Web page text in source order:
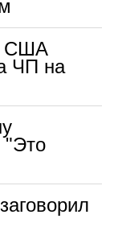
США
ЧП на
"Это